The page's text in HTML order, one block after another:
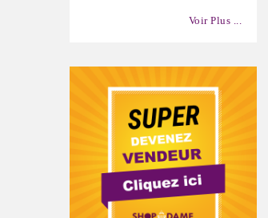
Voir Plus ...